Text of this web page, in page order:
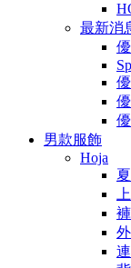
最新消
男款服飾
Hoja